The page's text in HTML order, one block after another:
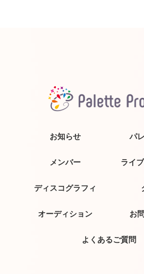
お知らせ パ
メンバー ライ
ディスコグラフィ
オーディション お
よくあるご質問